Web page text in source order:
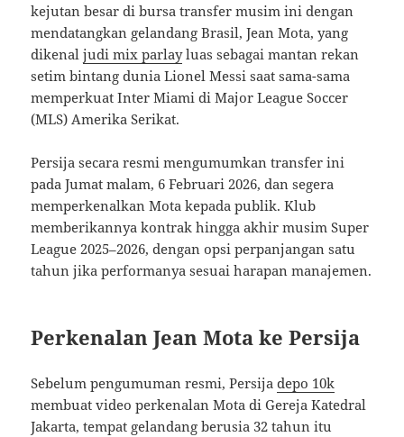
kejutan besar di bursa transfer musim ini dengan
mendatangkan gelandang Brasil, Jean Mota, yang
dikenaljudi mix parlayluas sebagai mantan rekan
setim bintang dunia Lionel Messi saat sama-sama
memperkuat Inter Miami di Major League Soccer
(MLS) Amerika Serikat.
Persija secara resmi mengumumkan transfer ini
pada Jumat malam, 6 Februari 2026, dan segera
memperkenalkan Mota kepada publik. Klub
memberikannya kontrak hingga akhir musim Super
League 2025–2026, dengan opsi perpanjangan satu
tahun jika performanya sesuai harapan manajemen.
Perkenalan Jean Mota ke Persija
Sebelum pengumuman resmi, Persijadepo 10k
membuat video perkenalan Mota di Gereja Katedral
Jakarta, tempat gelandang berusia 32 tahun itu